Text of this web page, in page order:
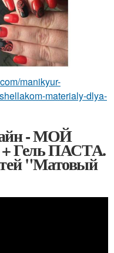
manikyur-
materialy-dlya-
- МОЙ
+ Гель ПАСТА.
"Матовый